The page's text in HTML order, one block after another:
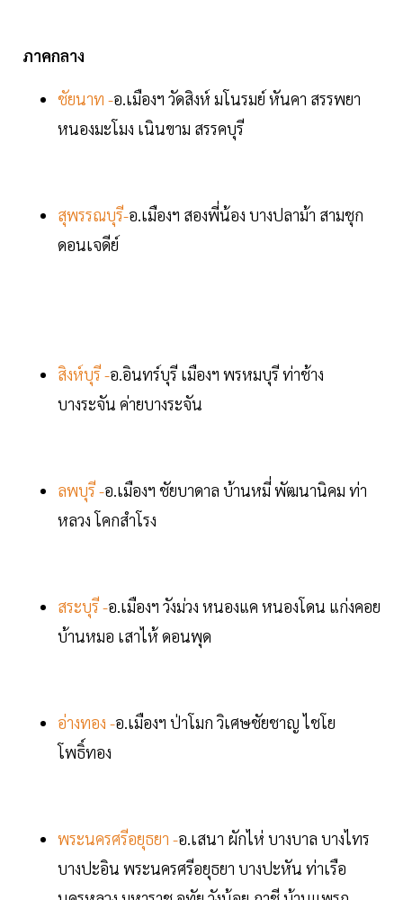
ภาคกลาง
ชัยนาท -อ.เมืองฯ วัดสิงห์ มโนรมย์ หันคา สรรพยา
หนองมะโมง เนินขาม สรรคบุรี
สุพรรณบุรี-อ.เมืองฯ สองพี่น้อง บางปลาม้า สามชุก
ดอนเจดีย์
สิงห์บุรี -อ.อินทร์บุรี เมืองฯ พรหมบุรี ท่าช้าง
บางระจัน ค่ายบางระจัน
ลพบุรี -อ.เมืองฯ ชัยบาดาล บ้านหมี่ พัฒนานิคม ท่า
หลวง โคกสำโรง
สระบุรี -อ.เมืองฯ วังม่วง หนองแค หนองโดน แก่งคอย
บ้านหมอ เสาไห้ ดอนพุด
อ่างทอง -อ.เมืองฯ ป่าโมก วิเศษชัยชาญ ไชโย
โพธิ์ทอง
พระนครศรีอยุธยา -อ.เสนา ผักไห่ บางบาล บางไทร
บางปะอิน พระนครศรีอยุธยา บางปะหัน ท่าเรือ